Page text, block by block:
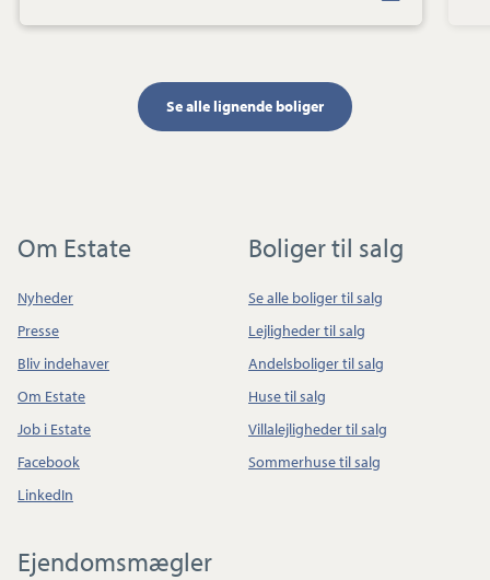
Se alle lignende boliger
Om Estate
Nyheder
Presse
Bliv indehaver
Om Estate
Job i Estate
Facebook
LinkedIn
Boliger til salg
Se alle boliger til salg
Lejligheder til salg
Andelsboliger til salg
Huse til salg
Villalejligheder til salg
Sommerhuse til salg
Ejendomsmægler